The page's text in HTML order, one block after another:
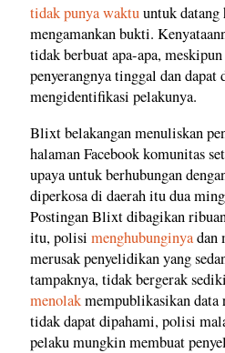
tidak punya waktuuntuk
mengamankan bukti.
tidak berbuat apa-apa,
penyerangnya tinggal dan dapat
mengidentifikasi pelakunya.
Blixt belakangan menuliskan
halaman Facebook komunitas
upaya untuk berhubungan
diperkosa di daerah itu dua
Postingan Blixt dibagikan
itu, polisi menghubunginyadan
merusak penyelidikan yang
tampaknya, tidak bergerak
menolakmempublikasikan
tidak dapat dipahami, polisi
pelaku mungkin membuat